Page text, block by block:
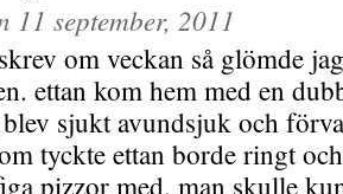
11 september, 2011
om veckan så glömde
ettan kom hem med en
sjukt avundsjuk och
tyckte ettan borde ringt
pizzor med. man skulle